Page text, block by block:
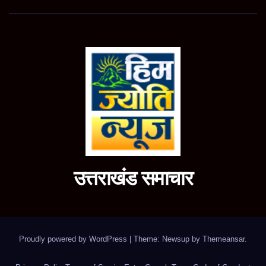
उत्तराखंड समाचार
Proudly powered by WordPress Theme: Newsup by Themeansar.